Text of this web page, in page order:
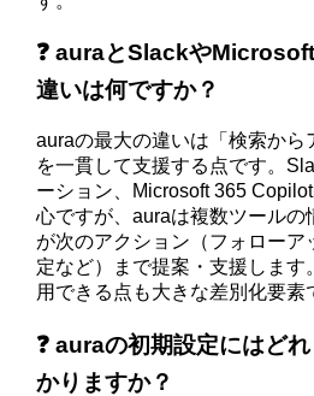
❓ auraとSlackや
違いは何ですか？
auraの最大の違いは「検索から
を一貫して支援する点です。
ーション、Microsoft 365
心ですが、auraは複数ツールの
が次のアクション（フォローア
定など）まで提案・支援します
用できる点も大きな差別化要素
❓ auraの初期設定にはど
かりますか？